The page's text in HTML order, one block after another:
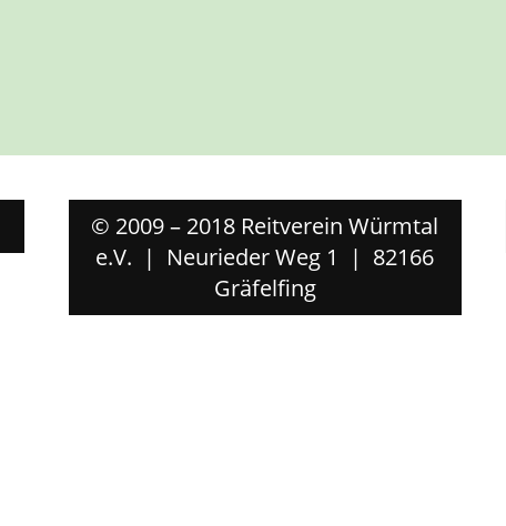
© 2009 – 2018 Reitverein Würmtal
e.V. | Neurieder Weg 1 | 82166
Gräfelfing